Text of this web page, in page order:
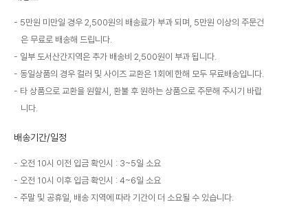
5만원 미만일 경우 2,500원의 배송료가 부과 되며, 5만원 이상의 주문건
은 무료로 배송해 드립니다.
일부 도서산간지역은 추가 배송비 2,500원이 부과 됩니다.
동일상품의 경우 컬러 및 사이즈 교환은 1회에 한해 모두 무료배송입니다.
타 상품으로 교환을 원할시, 환불 후 원하는 상품으로 주문해 주시기 바랍
니다.
배송기간/일정
오전 10시 이전 입금 확인시 : 3~5일 소요
오전 10시 이후 입금 확인시 : 4~6일 소요
주말 및 공휴일, 배송 지역에 따라 기간이 더 소요될 수 있습니다.